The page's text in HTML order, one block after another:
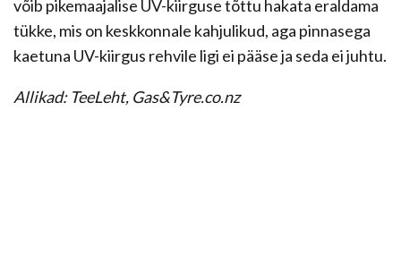
võib pikemaajalise UV-kiirguse tõttu hakata eraldama
tükke, mis on keskkonnale kahjulikud, aga pinnasega
kaetuna UV-kiirgus rehvile ligi ei pääse ja seda ei juhtu.
Allikad: TeeLeht, Gas&Tyre.co.nz